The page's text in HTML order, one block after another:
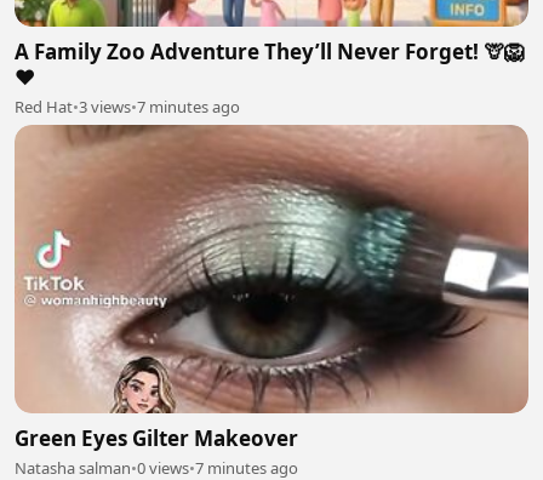
A Family Zoo Adventure They’ll Never Forget! 🦒🦁
❤️
Red Hat•3 views•7 minutes ago
Green Eyes Gilter Makeover
Natasha salman•0 views•7 minutes ago